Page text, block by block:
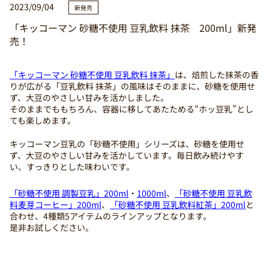
2023/09/04 新発売
「キッコーマン 砂糖不使用 豆乳飲料 抹茶 200ml」新発
売！
「キッコーマン 砂糖不使用 豆乳飲料 抹茶」 は、焙煎した抹茶の香
りが広がる「豆乳飲料 抹茶」の風味はそのままに、砂糖を使用せ
ず、大豆のやさしい甘みを活かしました。
そのままでももちろん、容器に移してあたためる“ホッ豆乳”とし
ても楽しめます。
キッコーマン豆乳の「砂糖不使用」シリーズは、砂糖を使用せ
ず、大豆のやさしい甘みを活かしています。毎日飲み続けやす
い、すっきりとした味わいです。
「砂糖不使用 調製豆乳」200ml ・ 1000ml、
「砂糖不使用 豆乳飲
料麦芽コーヒー」200ml、 「砂糖不使用 豆乳飲料紅茶」200mlと
合わせ、4種類5アイテムのラインアップとなります。
是非お試しください。